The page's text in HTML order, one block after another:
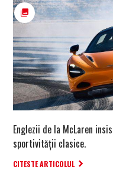
Englezii de la McLaren
sportivității clasice.
CITESTE ARTICOLUL